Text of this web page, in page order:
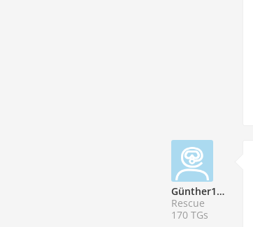
Günther195512
Rescue
170 TGs